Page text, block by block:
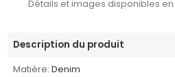
Détails et images disponibles
Description du produit
Matière: Denim